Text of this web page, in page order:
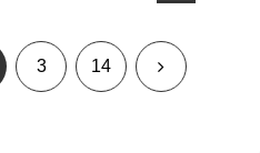
3 14 次